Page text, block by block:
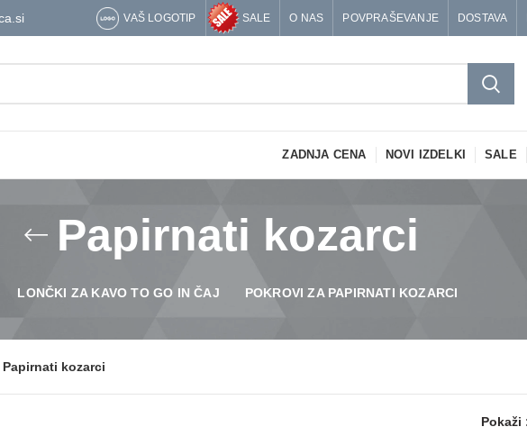
VAŠ LOGOTIP SALE O NAS POVPRAŠEVANJE DOSTAVA
ZADNJA CENA NOVI IZDELKI SALE
Papirnati kozarci
LONČKI ZA KAVO TO GO IN ČAJ POKROVI ZA PAPIRNATI KOZARCI
Papirnati kozarci
Pokaži